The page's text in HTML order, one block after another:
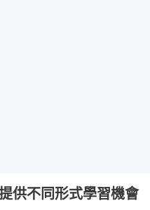
供不同形式學習機會